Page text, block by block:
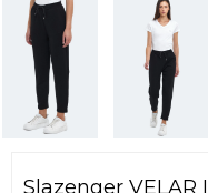
Slazenger VELAR